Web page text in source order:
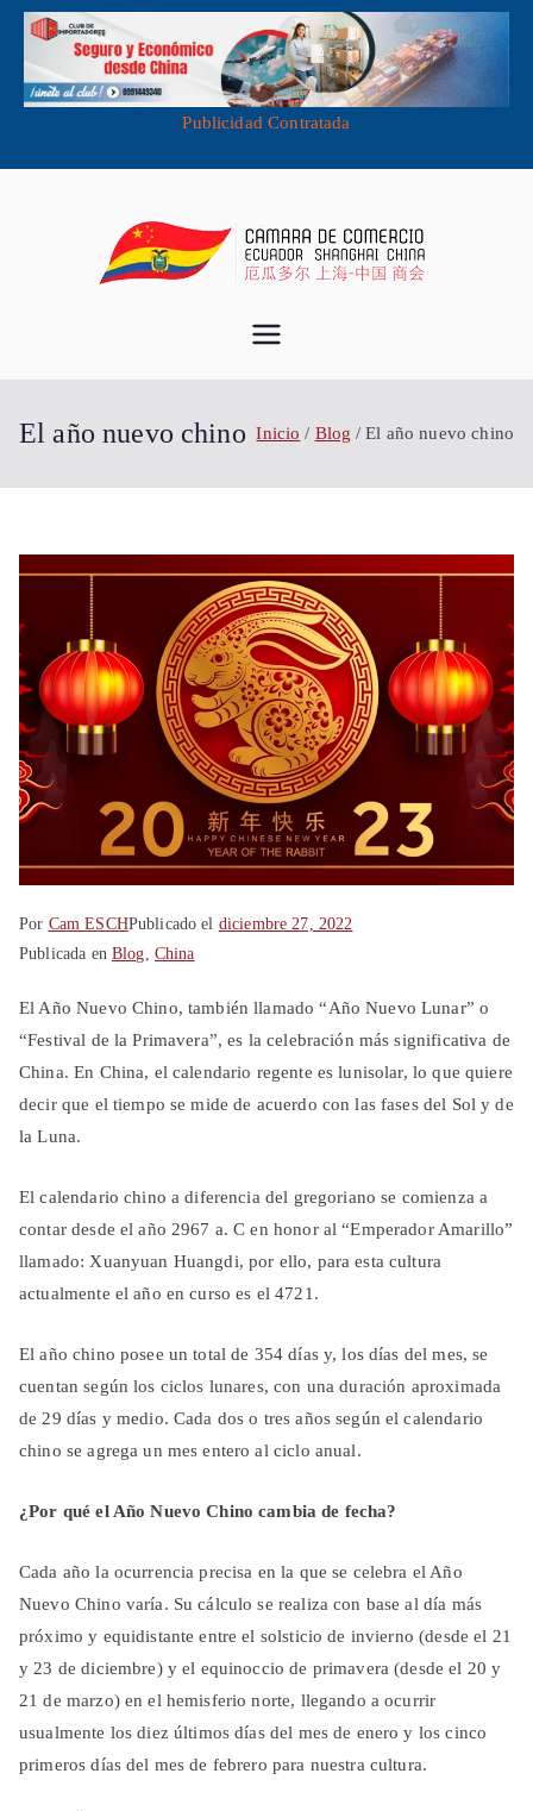
Publicidad Contratada
China
Importa desde China - Compra en
El año nuevo chino Inicio Blog El año nuevo chino
Por Cam ESCHPublicado el diciembre 27, 2022
Publicada en Blog, China
El Año Nuevo Chino, también llamado “Año Nuevo Lunar” o
“Festival de la Primavera”, es la celebración más significativa de
China. En China, el calendario regente es lunisolar, lo que quiere
decir que el tiempo se mide de acuerdo con las fases del Sol y de
la Luna.
El calendario chino a diferencia del gregoriano se comienza a
contar desde el año 2967 a. C en honor al “Emperador Amarillo”
llamado: Xuanyuan Huangdi, por ello, para esta cultura
actualmente el año en curso es el 4721.
El año chino posee un total de 354 días y, los días del mes, se
cuentan según los ciclos lunares, con una duración aproximada
de 29 días y medio. Cada dos o tres años según el calendario
chino se agrega un mes entero al ciclo anual.
¿Por qué el Año Nuevo Chino cambia de fecha?
Cada año la ocurrencia precisa en la que se celebra el Año
Nuevo Chino varía. Su cálculo se realiza con base al día más
próximo y equidistante entre el solsticio de invierno (desde el 21
y 23 de diciembre) y el equinoccio de primavera (desde el 20 y
21 de marzo) en el hemisferio norte, llegando a ocurrir
usualmente los diez últimos días del mes de enero y los cinco
primeros días del mes de febrero para nuestra cultura.